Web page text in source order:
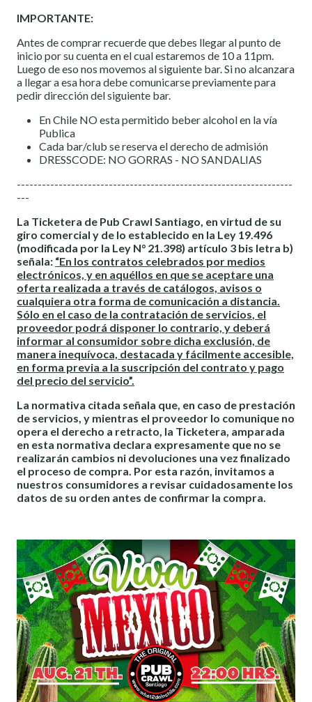
IMPORTANTE:
Antes de comprar recuerde que debes llegar al punto de
inicio por su cuenta en el cual estaremos de 10 a 11pm.
Luego de eso nos movemos al siguiente bar. Si no alcanzara
a llegar a esa hora debe comunicarse previamente para
pedir dirección del siguiente bar.
En Chile NO esta permitido beber alcohol en la vía
Publica
Cada bar/club se reserva el derecho de admisión
DRESSCODE: NO GORRAS - NO SANDALIAS
------------------------------------------------------------------
---
La Ticketera de Pub Crawl Santiago, en virtud de su
giro comercial y de lo establecido en la Ley 19.496
(modificada por la Ley N° 21.398) artículo 3 bis letra b)
señala: “En los contratos celebrados por medios
electrónicos, y en aquéllos en que se aceptare una
oferta realizada a través de catálogos, avisos o
cualquiera otra forma de comunicación a distancia.
Sólo en el caso de la contratación de servicios, el
proveedor podrá disponer lo contrario, y deberá
informar al consumidor sobre dicha exclusión, de
manera inequívoca, destacada y fácilmente accesible,
en forma previa a la suscripción del contrato y pago
del precio del servicio”.
La normativa citada señala que, en caso de prestación
de servicios, y mientras el proveedor lo comunique no
opera el derecho a retracto, la Ticketera, amparada
en esta normativa declara expresamente que no se
realizarán cambios ni devoluciones una vez finalizado
el proceso de compra. Por esta razón, invitamos a
nuestros consumidores a revisar cuidadosamente los
datos de su orden antes de confirmar la compra.